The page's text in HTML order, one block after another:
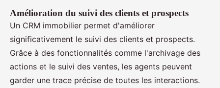
Amélioration du suivi des clients et prospects
Un CRM immobilier permet d'améliorer
significativement le suivi des clients et prospects.
Grâce à des fonctionnalités comme l'archivage des
actions et le suivi des ventes, les agents peuvent
garder une trace précise de toutes les interactions.